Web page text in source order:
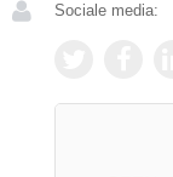
Sociale media: